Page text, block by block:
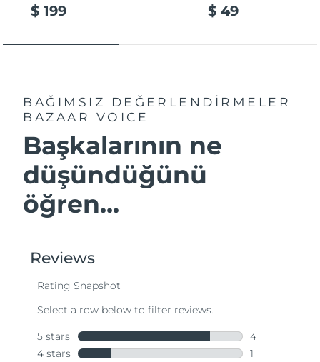
$ 199 $ 49
BAĞIMSIZ DEĞERLENDİRMELER
BAZAAR VOICE
Başkalarının ne
düşündüğünü
öğren...